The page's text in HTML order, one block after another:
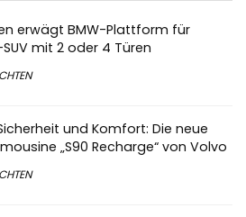
erwägt BMW-Plattform für
mit 2 oder 4 Türen
und Komfort: Die neue
„S90 Recharge“ von Volvo